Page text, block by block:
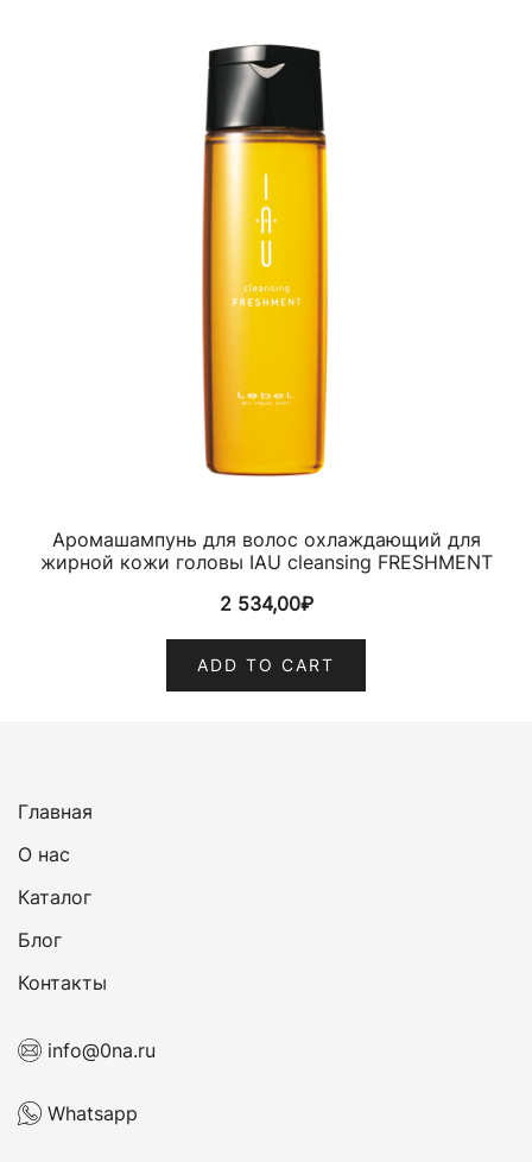
Аромашампунь для волос охлаждающий для
жирной кожи головы IAU cleansing FRESHMENT
2 534,00₽
ADD TO CART
Главная
О нас
Каталог
Блог
Контакты
info@0na.ru
Whatsapp